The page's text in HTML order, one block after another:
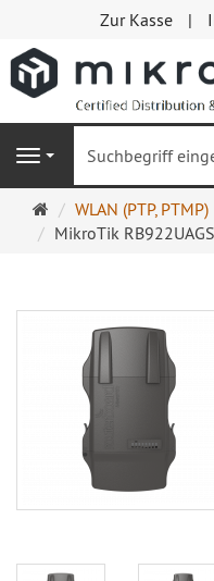
Zur Kasse
Navigation
Startseite
WLAN (PTP, PTMP)
MikroTik